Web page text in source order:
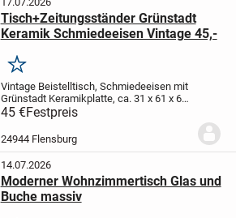
Tisch+Zeitungsständer Grünstadt
Keramik Schmiedeeisen Vintage 45,-
Merken
Vintage Beistelltisch, Schmiedeeisen mit
Grünstadt Keramikplatte, ca. 31 x 61 x 62
cm (B x T x H), dekorativ, aber mit Alters-
und Gebrauchsspuren- deswegen nur 45,-
45 €Festpreis
24944 Flensburg
14.07.2026
Moderner Wohnzimmertisch Glas und
Buche massiv